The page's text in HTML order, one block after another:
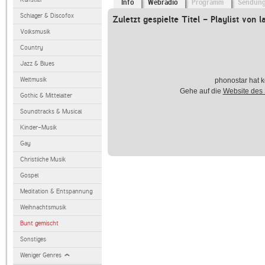
Schlager & Discofox
Volksmusik
Country
Jazz & Blues
Weltmusik
Gothic & Mittelalter
Soundtracks & Musical
Kinder-Musik
Gay
Christliche Musik
Gospel
Meditation & Entspannung
Weihnachtsmusik
Bunt gemischt
Sonstiges
Weniger Genres
Info Webradio Programm
Zuletzt gespielte Titel - Playlist von
phonostar hat
Gehe auf die Website des